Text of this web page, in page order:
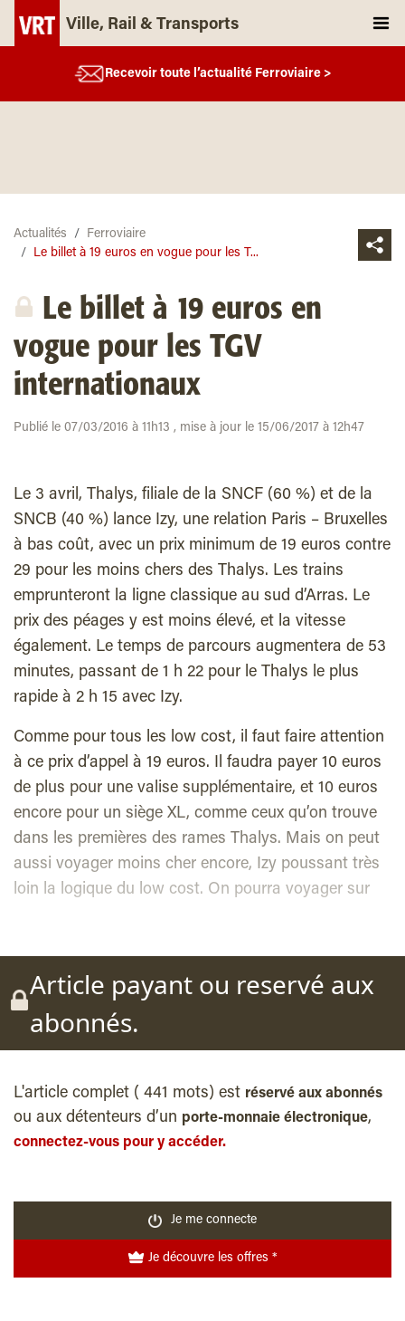
Ville, Rail & Transports
Recevoir toute l’actualité Ferroviaire >
Actualités
Ferroviaire
Le billet à 19 euros en vogue pour les T...
Le billet à 19 euros en
vogue pour les TGV
internationaux
Publié le 07/03/2016 à 11h13 , mise à jour le 15/06/2017 à 12h47
Le 3 avril, Thalys, filiale de la SNCF (60 %) et de la
SNCB (40 %) lance Izy, une relation Paris – Bruxelles
à bas coût, avec un prix minimum de 19 euros contre
29 pour les moins chers des Thalys. Les trains
emprunteront la ligne classique au sud d’Arras. Le
prix des péages y est moins élevé, et la vitesse
également. Le temps de parcours augmentera de 53
minutes, passant de 1 h 22 pour le Thalys le plus
rapide à 2 h 15 avec Izy.
Comme pour tous les low cost, il faut faire attention
à ce prix d’appel à 19 euros. Il faudra payer 10 euros
de plus pour une valise supplémentaire, et 10 euros
encore pour un siège XL, comme ceux qu’on trouve
dans les premières des rames Thalys. Mais on peut
aussi voyager moins cher encore, Izy poussant très
loin la logique du low cost. On pourra voyager sur
Article payant ou reservé aux
abonnés.
L'article complet ( 441 mots) est réservé aux abonnés
ou aux détenteurs d’un porte-monnaie électronique,
connectez-vous pour y accéder.
Je me connecte
Je découvre les offres *